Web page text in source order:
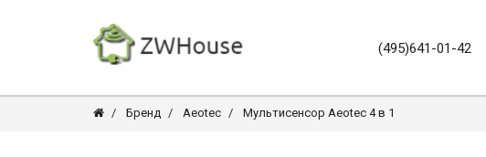
(495)641-01-42
Бренд Aeotec Мультисенсор Aeotec 4 в 1